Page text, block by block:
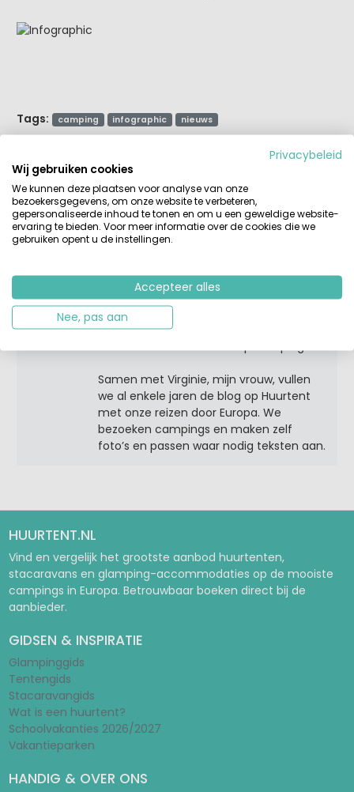
Tags: camping infographic nieuws
Maak me blij en neem me mee naar een
leuke groene camping, vroeger met
onze eigen tent en later met kinderen
huurden we liever een stacaravan of
dan 20 jaar geleden tijdens een vakantie
in Spanje, dat bij een goed glas wijn het
plan ontstond om een website te
ontwikkelen met een overzicht van
Samen met Virginie, mijn vrouw, vullen
we al enkele jaren de blog op Huurtent
met onze reizen door Europa. We
bezoeken campings en maken zelf
foto’s en passen waar nodig teksten aan.
HUURTENT.NL
Vind en vergelijk het grootste aanbod huurtenten,
stacaravans en glamping-accommodaties op de mooiste
campings in Europa. Betrouwbaar boeken direct bij de
aanbieder.
GIDSEN & INSPIRATIE
Glampinggids
Tentengids
Stacaravangids
Wat is een huurtent?
Schoolvakanties 2026/2027
Vakantieparken
HANDIG & OVER ONS
Privacybeleid
Wij gebruiken cookies
We kunnen deze plaatsen voor analyse van onze
bezoekersgegevens, om onze website te verbeteren,
gepersonaliseerde inhoud te tonen en om u een geweldige website-
ervaring te bieden. Voor meer informatie over de cookies die we
gebruiken opent u de instellingen.
Accepteer alles
Nee, pas aan